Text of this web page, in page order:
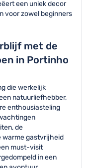
een uniek decor
voor zowel beginners
met de
in Portinho
die werkelijk
natuurliefhebber,
enthousiasteling
de
warme gastvrijheid
must-visit
in een